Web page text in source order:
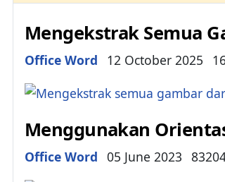
Mengekstrak Semua
Details
Office Word 12 October 2025
Menggunakan
Details
Office Word 05 June 2023